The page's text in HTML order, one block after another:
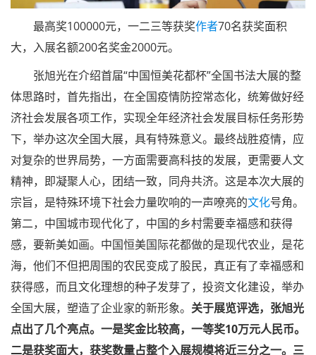
最高奖100000元，一二三等获奖作者70名获奖面积
大，入展名额200名奖金2000元。
张旭光在介绍首届“中国恒美花都杯”全国书法大展的整
体思路时，首先指出，在全国疫情防控常态化，统筹做好经
济社会发展各项工作，实现全年经济社会发展目标任务形势
下，举办这次全国大展，具有特殊意义。最终战胜疫情，应
对复杂的世界局势，一方面需要高科技的发展，更需要人文